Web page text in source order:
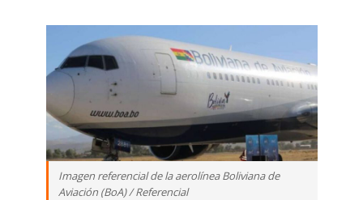
Imagen referencial de la aerolínea Boliviana de
Aviación (BoA) / Referencial